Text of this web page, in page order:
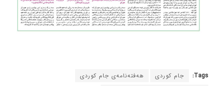
Tags: جام کوردی
هەفتەنامەی جام کوردی